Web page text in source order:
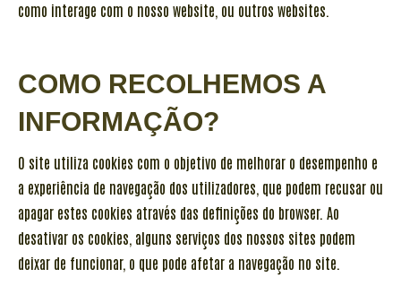
como interage com o nosso website, ou outros websites.
COMO RECOLHEMOS A
INFORMAÇÃO?
O site utiliza cookies com o objetivo de melhorar o desempenho e
a experiência de navegação dos utilizadores, que podem recusar ou
apagar estes cookies através das definições do browser. Ao
desativar os cookies, alguns serviços dos nossos sites podem
deixar de funcionar, o que pode afetar a navegação no site.